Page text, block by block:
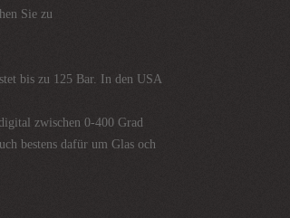
Sie zu
bis zu 125 Bar. In den USA
zwischen 0-400 Grad
bestens dafür um Glas och